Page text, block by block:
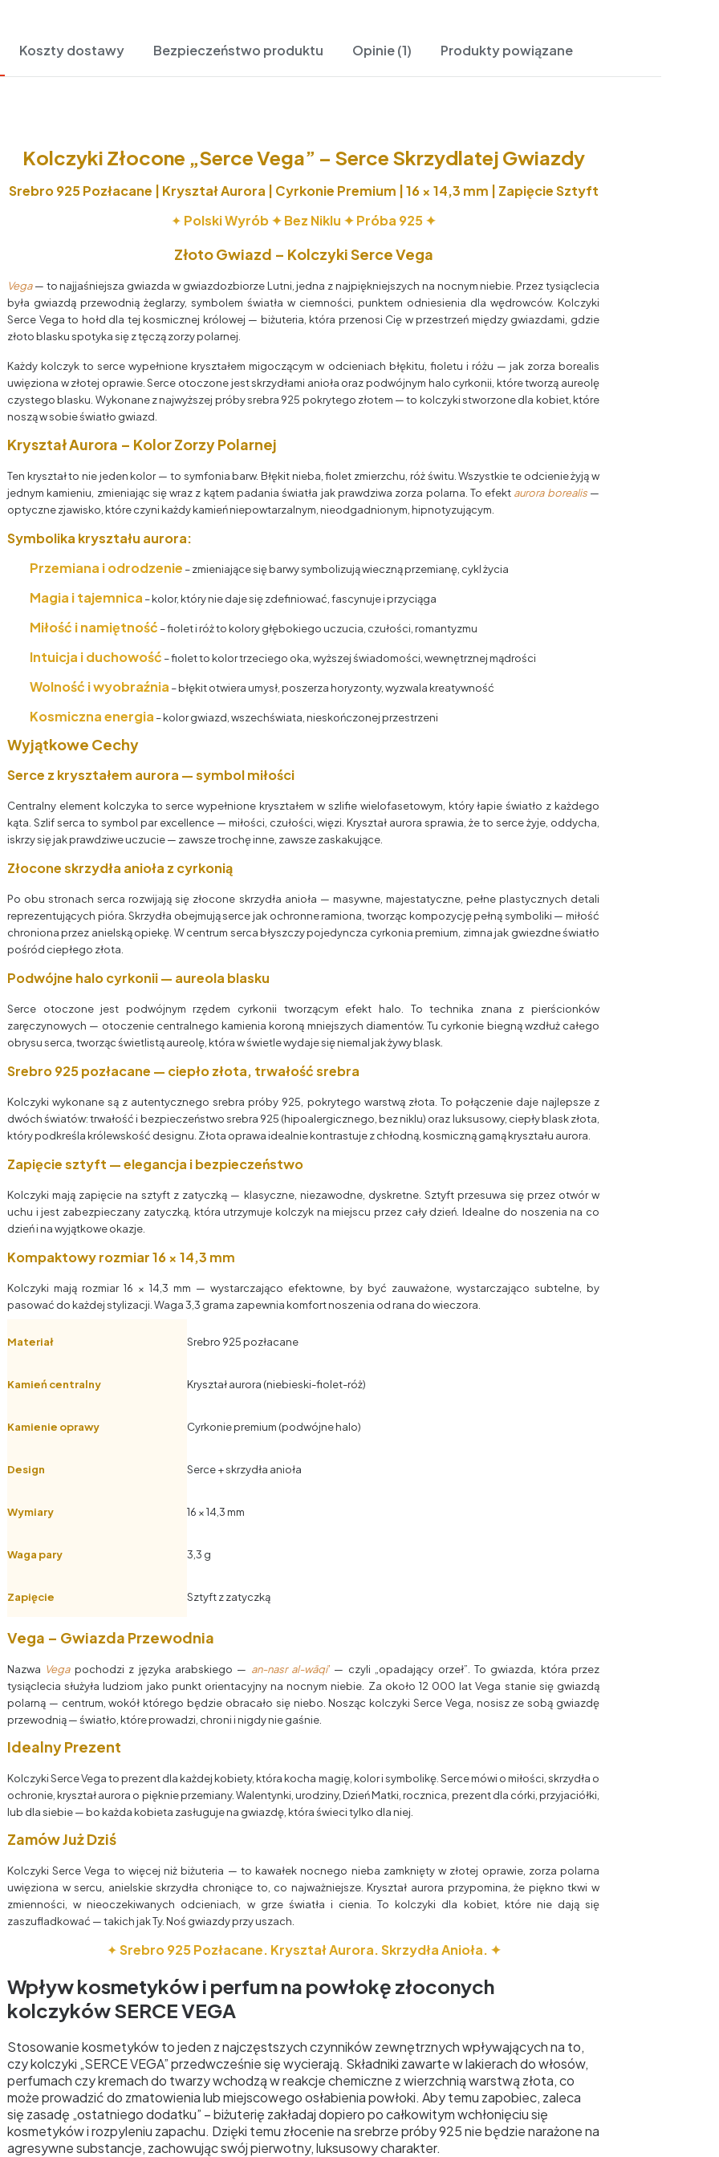
Koszty dostawy Bezpieczeństwo produktu Opinie (1) Produkty powiązane
Kolczyki Złocone „Serce Vega” – Serce Skrzydlatej Gwiazdy
Srebro 925 Pozłacane | Kryształ Aurora | Cyrkonie Premium | 16 × 14,3 mm | Zapięcie Sztyft
✦ Polski Wyrób ✦ Bez Niklu ✦ Próba 925 ✦
Złoto Gwiazd – Kolczyki Serce Vega
Vega— to najjaśniejsza gwiazda w gwiazdozbiorze Lutni, jedna z najpiękniejszych na nocnym niebie. Przez tysiąclecia
była gwiazdą przewodnią żeglarzy, symbolem światła w ciemności, punktem odniesienia dla wędrowców. Kolczyki
Serce Vega to hołd dla tej kosmicznej królowej — biżuteria, która przenosi Cię w przestrzeń między gwiazdami, gdzie
złoto blasku spotyka się z tęczą zorzy polarnej.
Każdy kolczyk to serce wypełnione kryształem migoczącym w odcieniach błękitu, fioletu i różu — jak zorza borealis
uwięziona w złotej oprawie. Serce otoczone jest skrzydłami anioła oraz podwójnym halo cyrkonii, które tworzą aureolę
czystego blasku. Wykonane z najwyższej próby srebra 925 pokrytego złotem — to kolczyki stworzone dla kobiet, które
noszą w sobie światło gwiazd.
Kryształ Aurora – Kolor Zorzy Polarnej
Ten kryształ to nie jeden kolor — to symfonia barw. Błękit nieba, fiolet zmierzchu, róż świtu. Wszystkie te odcienie żyją w
jednym kamieniu, zmieniając się wraz z kątem padania światła jak prawdziwa zorza polarna. To efekt aurora borealis—
optyczne zjawisko, które czyni każdy kamień niepowtarzalnym, nieodgadnionym, hipnotyzującym.
Symbolika kryształu aurora:
Przemiana i odrodzenie – zmieniające się barwy symbolizują wieczną przemianę, cykl życia
Magia i tajemnica – kolor, który nie daje się zdefiniować, fascynuje i przyciąga
Miłość i namiętność – fiolet i róż to kolory głębokiego uczucia, czułości, romantyzmu
Intuicja i duchowość – fiolet to kolor trzeciego oka, wyższej świadomości, wewnętrznej mądrości
Wolność i wyobraźnia – błękit otwiera umysł, poszerza horyzonty, wyzwala kreatywność
Kosmiczna energia – kolor gwiazd, wszechświata, nieskończonej przestrzeni
Wyjątkowe Cechy
Serce z kryształem aurora — symbol miłości
Centralny element kolczyka to serce wypełnione kryształem w szlifie wielofasetowym, który łapie światło z każdego
kąta. Szlif serca to symbol par excellence — miłości, czułości, więzi. Kryształ aurora sprawia, że to serce żyje, oddycha,
iskrzy się jak prawdziwe uczucie — zawsze trochę inne, zawsze zaskakujące.
Złocone skrzydła anioła z cyrkonią
Po obu stronach serca rozwijają się złocone skrzydła anioła — masywne, majestatyczne, pełne plastycznych detali
reprezentujących pióra. Skrzydła obejmują serce jak ochronne ramiona, tworząc kompozycję pełną symboliki — miłość
chroniona przez anielską opiekę. W centrum serca błyszczy pojedyncza cyrkonia premium, zimna jak gwiezdne światło
pośród ciepłego złota.
Podwójne halo cyrkonii — aureola blasku
Serce otoczone jest podwójnym rzędem cyrkonii tworzącym efekt halo. To technika znana z pierścionków
zaręczynowych — otoczenie centralnego kamienia koroną mniejszych diamentów. Tu cyrkonie biegną wzdłuż całego
obrysu serca, tworząc świetlistą aureolę, która w świetle wydaje się niemal jak żywy blask.
Srebro 925 pozłacane — ciepło złota, trwałość srebra
Kolczyki wykonane są z autentycznego srebra próby 925, pokrytego warstwą złota. To połączenie daje najlepsze z
dwóch światów: trwałość i bezpieczeństwo srebra 925 (hipoalergicznego, bez niklu) oraz luksusowy, ciepły blask złota,
który podkreśla królewskość designu. Złota oprawa idealnie kontrastuje z chłodną, kosmiczną gamą kryształu aurora.
Zapięcie sztyft — elegancja i bezpieczeństwo
Kolczyki mają zapięcie na sztyft z zatyczką — klasyczne, niezawodne, dyskretne. Sztyft przesuwa się przez otwór w
uchu i jest zabezpieczany zatyczką, która utrzymuje kolczyk na miejscu przez cały dzień. Idealne do noszenia na co
dzień i na wyjątkowe okazje.
Kompaktowy rozmiar 16 × 14,3 mm
Kolczyki mają rozmiar 16 × 14,3 mm — wystarczająco efektowne, by być zauważone, wystarczająco subtelne, by
pasować do każdej stylizacji. Waga 3,3 grama zapewnia komfort noszenia od rana do wieczora.
Materiał Srebro 925 pozłacane
Kamień centralny Kryształ aurora (niebieski-fiolet-róż)
Kamienie oprawy Cyrkonie premium (podwójne halo)
Design Serce + skrzydła anioła
Wymiary 16 × 14,3 mm
Waga pary 3,3 g
Zapięcie Sztyft z zatyczką
Vega – Gwiazda Przewodnia
Nazwa Vegapochodzi z języka arabskiego — an-nasr al-wāqiʼ — czyli „opadający orzeł”. To gwiazda, która przez
tysiąclecia służyła ludziom jako punkt orientacyjny na nocnym niebie. Za około 12 000 lat Vega stanie się gwiazdą
polarną — centrum, wokół którego będzie obracało się niebo. Nosząc kolczyki Serce Vega, nosisz ze sobą gwiazdę
przewodnią — światło, które prowadzi, chroni i nigdy nie gaśnie.
Idealny Prezent
Kolczyki Serce Vega to prezent dla każdej kobiety, która kocha magię, kolor i symbolikę. Serce mówi o miłości, skrzydła o
ochronie, kryształ aurora o pięknie przemiany. Walentynki, urodziny, Dzień Matki, rocznica, prezent dla córki, przyjaciółki,
lub dla siebie — bo każda kobieta zasługuje na gwiazdę, która świeci tylko dla niej.
Zamów Już Dziś
Kolczyki Serce Vega to więcej niż biżuteria — to kawałek nocnego nieba zamknięty w złotej oprawie, zorza polarna
uwięziona w sercu, anielskie skrzydła chroniące to, co najważniejsze. Kryształ aurora przypomina, że piękno tkwi w
zmienności, w nieoczekiwanych odcieniach, w grze światła i cienia. To kolczyki dla kobiet, które nie dają się
zaszufladkować — takich jak Ty. Noś gwiazdy przy uszach.
✦Srebro 925 Pozłacane. Kryształ Aurora. Skrzydła Anioła. ✦
Wpływ kosmetyków i perfum na powłokę złoconych
kolczyków SERCE VEGA
Stosowanie kosmetyków to jeden z najczęstszych czynników zewnętrznych wpływających na to,
czy kolczyki „SERCE VEGA” przedwcześnie się wycierają. Składniki zawarte w lakierach do włosów,
perfumach czy kremach do twarzy wchodzą w reakcje chemiczne z wierzchnią warstwą złota, co
może prowadzić do zmatowienia lub miejscowego osłabienia powłoki. Aby temu zapobiec, zaleca
się zasadę „ostatniego dodatku” – biżuterię zakładaj dopiero po całkowitym wchłonięciu się
kosmetyków i rozpyleniu zapachu. Dzięki temu złocenie na srebrze próby 925 nie będzie narażone na
agresywne substancje, zachowując swój pierwotny, luksusowy charakter.